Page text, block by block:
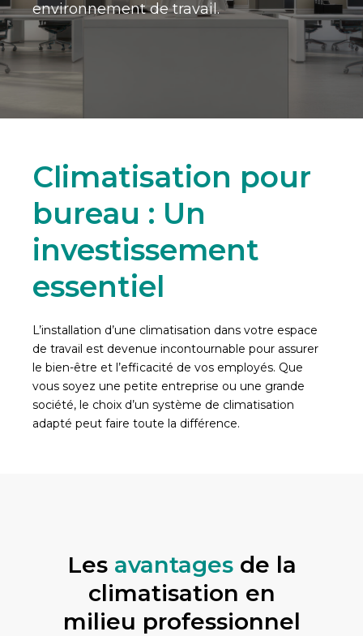
environnement de travail.
Climatisation pour
bureau : Un
investissement
essentiel
L’installation d’une climatisation dans votre espace
de travail est devenue incontournable pour assurer
le bien-être et l’efficacité de vos employés. Que
vous soyez une petite entreprise ou une grande
société, le choix d’un système de climatisation
adapté peut faire toute la différence.
Les avantagesde la
climatisation en
milieu professionnel